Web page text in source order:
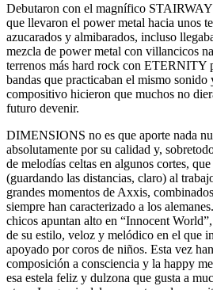
Debutaron con el magnífico
que llevaron el power metal hacia unos
azucarados y almibarados, incluso
mezcla de power metal con villancicos
terrenos más hard rock con ETERNITY
bandas que practicaban el mismo sonido
compositivo hicieron que muchos no
futuro devenir.
DIMENSIONS no es que aporte nada
absolutamente por su calidad y,
de melodías celtas en algunos cortes,
(guardando las distancias, claro) al
grandes momentos de Axxis,
siempre han caracterizado a los
chicos apuntan alto en “Innocent
de su estilo, veloz y melódico en el que
apoyado por coros de niños. Esta vez
composición a consciencia y la happy
esa estela feliz y dulzona que gusta a